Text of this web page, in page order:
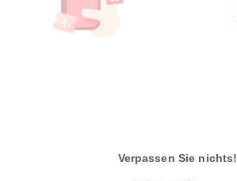
Verpassen Sie nichts!